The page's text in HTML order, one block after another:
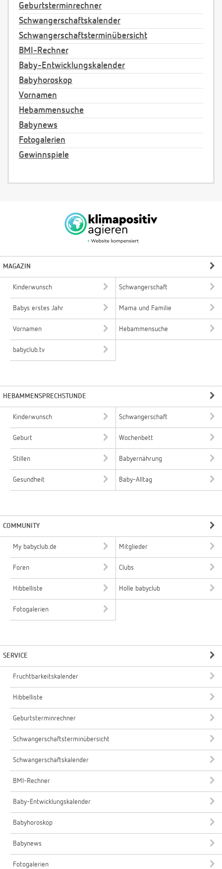
Geburtsterminrechner
Schwangerschaftskalender
Schwangerschaftsterminübersicht
BMI-Rechner
Baby-Entwicklungskalender
Babyhoroskop
Vornamen
Hebammensuche
Babynews
Fotogalerien
Gewinnspiele
MAGAZIN
Kinderwunsch Schwangerschaft
Babys erstes Jahr Mama und Familie
Vornamen Hebammensuche
babyclub.tv
HEBAMMENSPRECHSTUNDE
Kinderwunsch Schwangerschaft
Geburt Wochenbett
Stillen Babyernährung
Gesundheit Baby-Alltag
COMMUNITY
My babyclub.de Mitglieder
Foren Clubs
Hibbelliste Holle babyclub
Fotogalerien
SERVICE
Fruchtbarkeitskalender
Hibbelliste
Geburtsterminrechner
Schwangerschaftsterminübersicht
Schwangerschaftskalender
BMI-Rechner
Baby-Entwicklungskalender
Babyhoroskop
Babynews
Fotogalerien